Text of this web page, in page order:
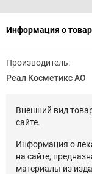
Информация о
Производитель:
Реал Косметикс АО
Внешний вид
сайте.
Информация о
на сайте,
материалы из